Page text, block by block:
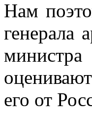
Нам
генерала
его от